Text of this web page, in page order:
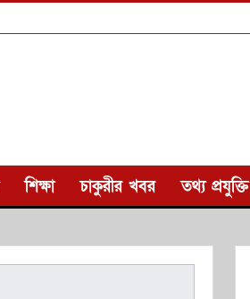
শিক্ষা চাকুরীর খবর তথ্য প্রযুক্তি